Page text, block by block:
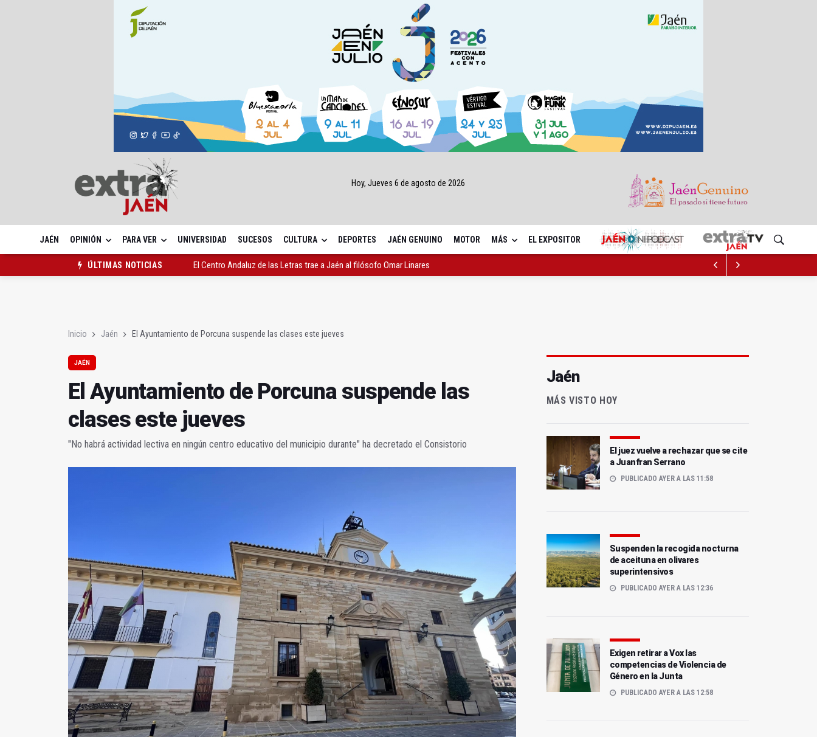
Hoy, Jueves 6 de agosto de 2026
JAÉN OPINIÓN PARA VER UNIVERSIDAD SUCESOS CULTURA DEPORTES JAÉN GENUINO MOTOR MÁS EL EXPOSITOR
ÚLTIMAS NOTICIAS
Vilches contará con 13,7 millones para los daños del temporal
Inicio Jaén El Ayuntamiento de Porcuna suspende las clases este jueves
JAÉN
El Ayuntamiento de Porcuna suspende las
clases este jueves
"No habrá actividad lectiva en ningún centro educativo del municipio durante" ha decretado el Consistorio
Jaén
MÁS VISTO HOY
El juez vuelve a rechazar que se cite
a Juanfran Serrano
PUBLICADO AYER A LAS 11:58
Suspenden la recogida nocturna
de aceituna en olivares
superintensivos
PUBLICADO AYER A LAS 12:36
Exigen retirar a Vox las
competencias de Violencia de
Género en la Junta
PUBLICADO AYER A LAS 12:58